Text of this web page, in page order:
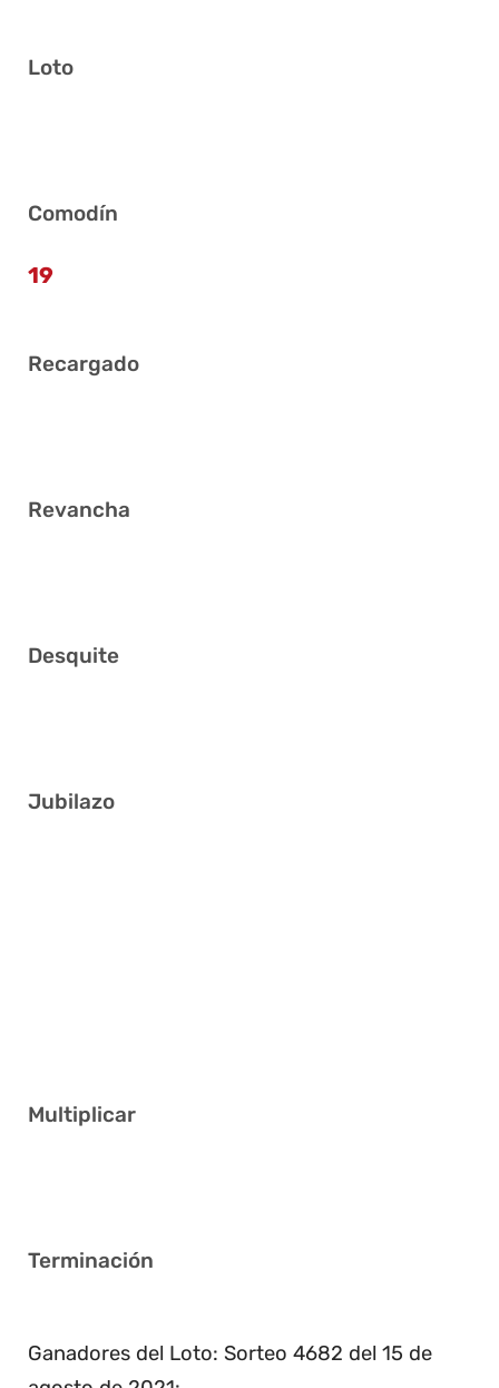
Loto
Comodín
19
Recargado
Revancha
Desquite
Jubilazo
Multiplicar
Terminación
Ganadores del Loto: Sorteo 4682 del 15 de